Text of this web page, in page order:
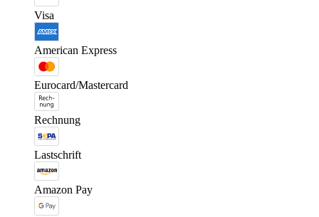
Visa
American Express
Eurocard/Mastercard
Rechnung
Lastschrift
Amazon Pay